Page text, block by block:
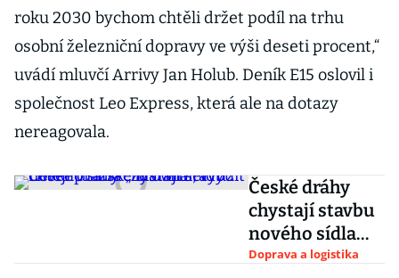
roku 2030 bychom chtěli držet podíl na trhu
osobní železniční dopravy ve výši deseti procent,“
uvádí mluvčí Arrivy Jan Holub. Deník E15 oslovil i
společnost Leo Express, která ale na dotazy
nereagovala.
České dráhy
chystají stavbu
nového sídla
„zdarma“,
Doprava a logistika